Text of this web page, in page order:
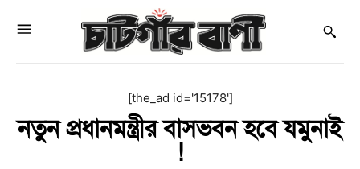
[the_ad id='15178']
নতুন প্রধানমন্ত্রীর বাসভবন হবে যমুনাই
!